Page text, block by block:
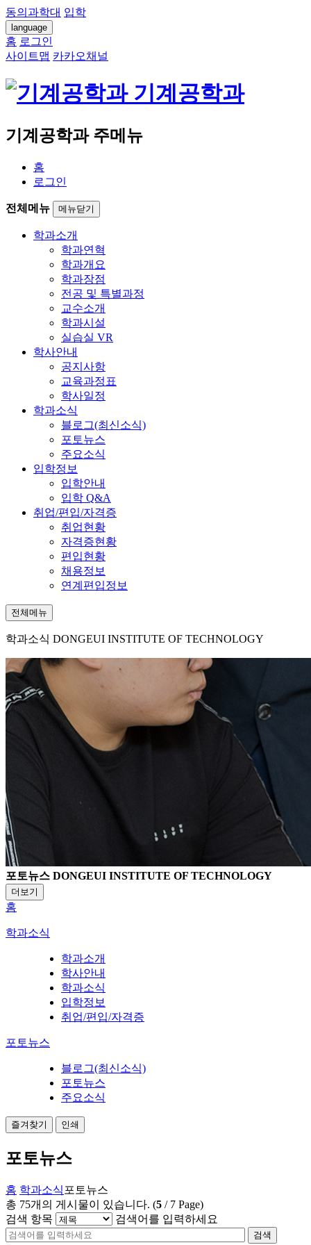
동의과학대 입학
language
홈 로그인
사이트맵 카카오채널
기계공학과
기계공학과 주메뉴
홈
로그인
전체메뉴 메뉴닫기
학과소개
학과연혁
학과개요
학과장점
전공 및 특별과정
교수소개
학과시설
실습실 VR
학사안내
공지사항
교육과정표
학사일정
학과소식
블로그(최신소식)
포토뉴스
주요소식
입학정보
입학안내
입학 Q&A
취업/편입/자격증
취업현황
자격증현황
편입현황
채용정보
연계편입정보
전체메뉴
학과소식 DONGEUI INSTITUTE OF TECHNOLOGY
포토뉴스 DONGEUI INSTITUTE OF TECHNOLOGY
더보기
홈
학과소식
학과소개
학사안내
학과소식
입학정보
취업/편입/자격증
포토뉴스
블로그(최신소식)
포토뉴스
주요소식
즐겨찾기 인쇄
포토뉴스
홈 학과소식 포토뉴스
총 75개의 게시물이 있습니다. (5 / 7 Page)
검색 항목
검색어를 입력하세요
검색